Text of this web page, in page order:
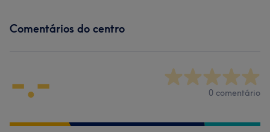
Comentários do centro
-.- 0 comentário